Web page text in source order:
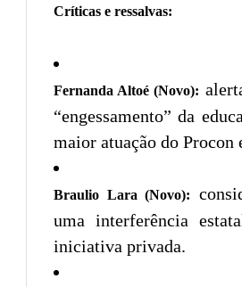
Críticas e ressalvas:
Fernanda Altoé (Novo):
“engessamento” da
maior atuação do Procon
Braulio Lara (Novo):
uma interferência
iniciativa privada.